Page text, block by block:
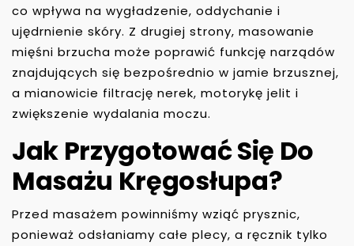
co wpływa na wygładzenie, oddychanie i
ujędrnienie skóry. Z drugiej strony, masowanie
mięśni brzucha może poprawić funkcję narządów
znajdujących się bezpośrednio w jamie brzusznej,
a mianowicie filtrację nerek, motorykę jelit i
zwiększenie wydalania moczu.
Jak Przygotować Się Do
Masażu Kręgosłupa?
Przed masażem powinniśmy wziąć prysznic,
ponieważ odsłaniamy całe plecy, a ręcznik tylko